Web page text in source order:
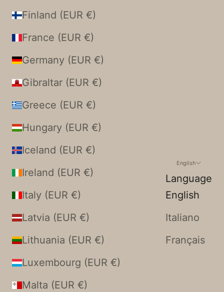
Finland (EUR €)
France (EUR €)
Germany (EUR €)
Gibraltar (EUR €)
Greece (EUR €)
Hungary (EUR €)
Iceland (EUR €)
Ireland (EUR €)
Italy (EUR €)
Latvia (EUR €)
Lithuania (EUR €)
Luxembourg (EUR €)
Malta (EUR €)
English
Language
English
Italiano
Français